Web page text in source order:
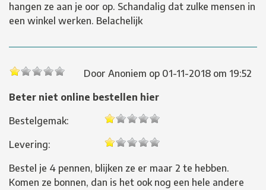
hangen ze aan je oor op. Schandalig dat zulke mensen in
een winkel werken. Belachelijk
Door Anoniem op 01-11-2018 om 19:52
Beter niet online bestellen hier
Bestelgemak:
Levering:
Bestel je 4 pennen, blijken ze er maar 2 te hebben.
Komen ze bonnen, dan is het ook nog een hele andere